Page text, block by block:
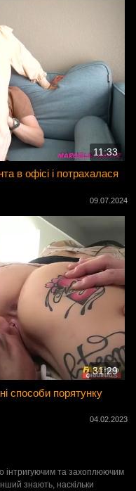
11:33
в офісі і потрахалася
09.07.2024
31:29
способи порятунку
04.02.2023
інтригуючим та захоплюючим
знають, наскільки